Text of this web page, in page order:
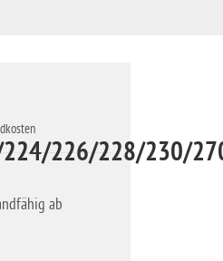
ab
226/228/230/